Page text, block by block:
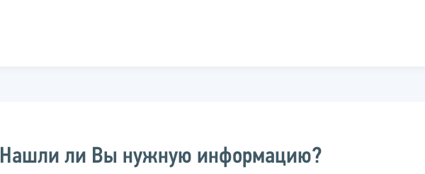
Нашли ли Вы нужную информацию?